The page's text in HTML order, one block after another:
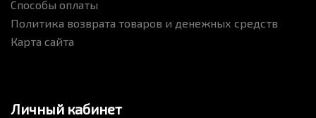
Способы оплаты
Политика возврата товаров и денежных средств
Карта сайта
Личный кабинет